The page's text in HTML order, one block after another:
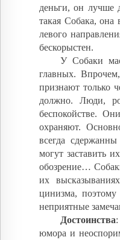
деньги, он лучше
такая Собака, она
левого
бескорыстен.
У Собаки
главных.
признают только
должно. Люди,
беспокойстве.
охраняют.
всегда
могут заставить
обозрение…
их
цинизма,
неприятные
Достоинства
юмора и